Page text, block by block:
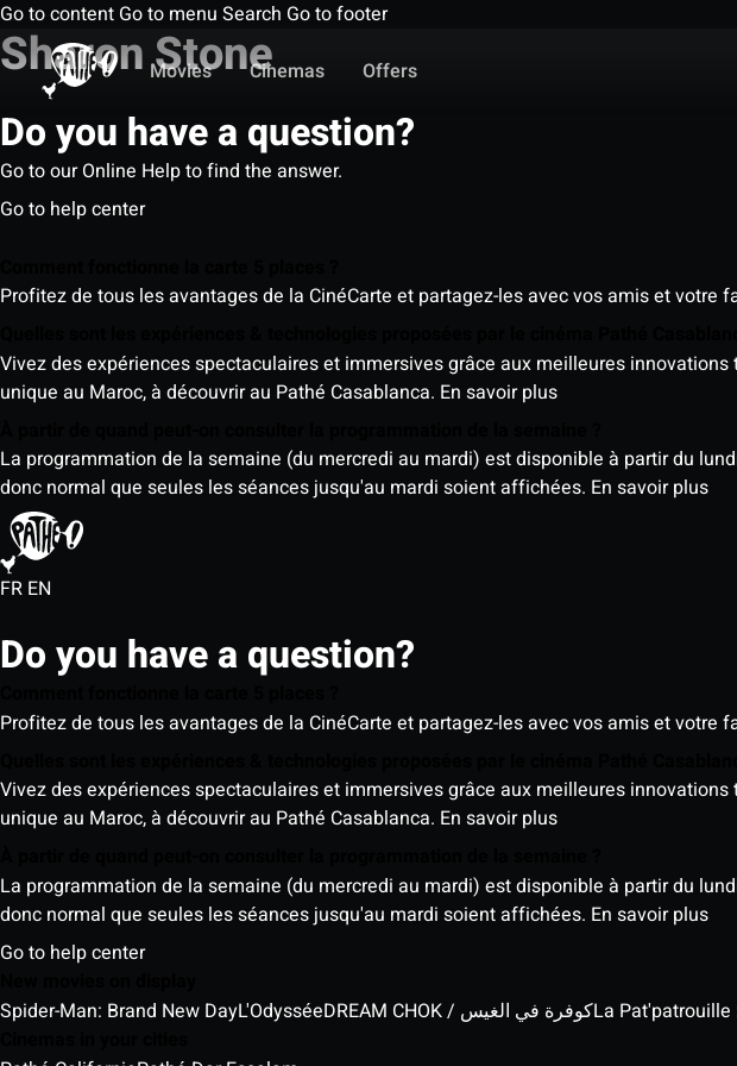
Go to content Go to menu Search Go to footer
Movies
Cinemas Offers
Sharon Stone
Do you have a question?
Go to our Online Help to find the answer.
Go to help center
Profitez de tous les avantages de la CinéCarte et partagez-les avec vos amis et votre
Vivez des expériences spectaculaires et immersives grâce aux meilleures
unique au Maroc, à découvrir au Pathé Casablanca. En savoir plus
La programmation de la semaine (du mercredi au mardi) est disponible à partir du
donc normal que seules les séances jusqu'au mardi soient affichées. En savoir plus
FR EN
Do you have a question?
Profitez de tous les avantages de la CinéCarte et partagez-les avec vos amis et votre
Vivez des expériences spectaculaires et immersives grâce aux meilleures
unique au Maroc, à découvrir au Pathé Casablanca. En savoir plus
La programmation de la semaine (du mercredi au mardi) est disponible à partir du
donc normal que seules les séances jusqu'au mardi soient affichées. En savoir plus
Go to help center
Spider-Man: Brand New DayL'Odyssée DREAM CHOK / كوفرة في الغيسLa